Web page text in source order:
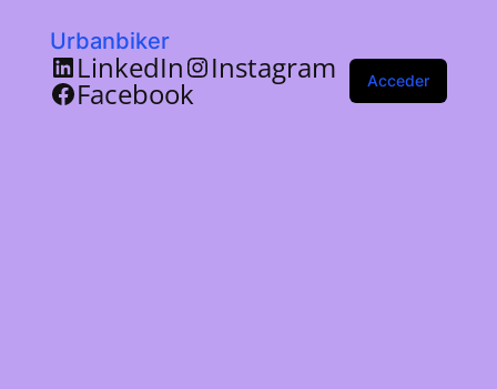
Urbanbiker
LinkedIn Instagram
Facebook Acceder